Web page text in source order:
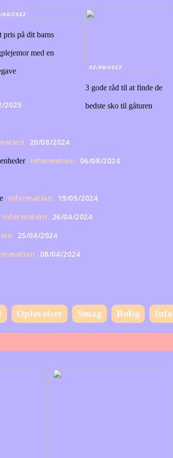
06/2022
pris på dit barns
med en
02/06/2022
3 gode råd til at finde de
bedste sko til gåturen
2025
20/08/2024
Information 06/08/2024
Information 19/05/2024
Information 26/04/2024
25/04/2024
08/04/2024
Oplevelser Smag Bolig